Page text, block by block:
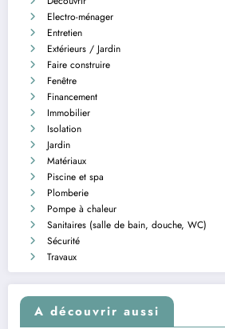
Electro-ménager
Entretien
Extérieurs / Jardin
Faire construire
Fenêtre
Financement
Immobilier
Isolation
Jardin
Matériaux
Piscine et spa
Plomberie
Pompe à chaleur
Sanitaires (salle de bain, douche, WC)
Sécurité
Travaux
A découvrir aussi